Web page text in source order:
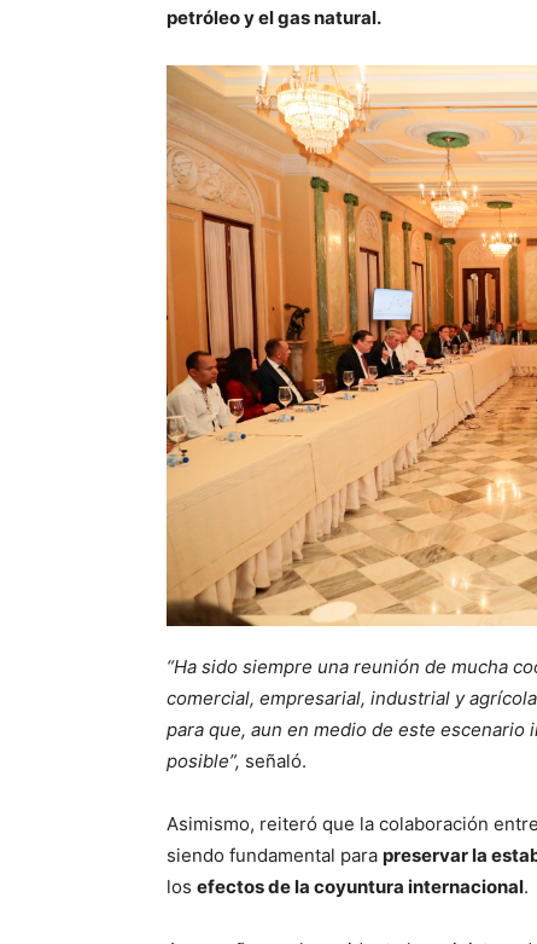
petróleo y el gas natural.
“Ha sido siempre una reunión de mucha
comercial, empresarial, industrial y
para que, aun en medio de este
posible”, señaló.
Asimismo, reiteró que la colaboración
siendo fundamental para preservar la
los efectos de la coyuntura internacional.